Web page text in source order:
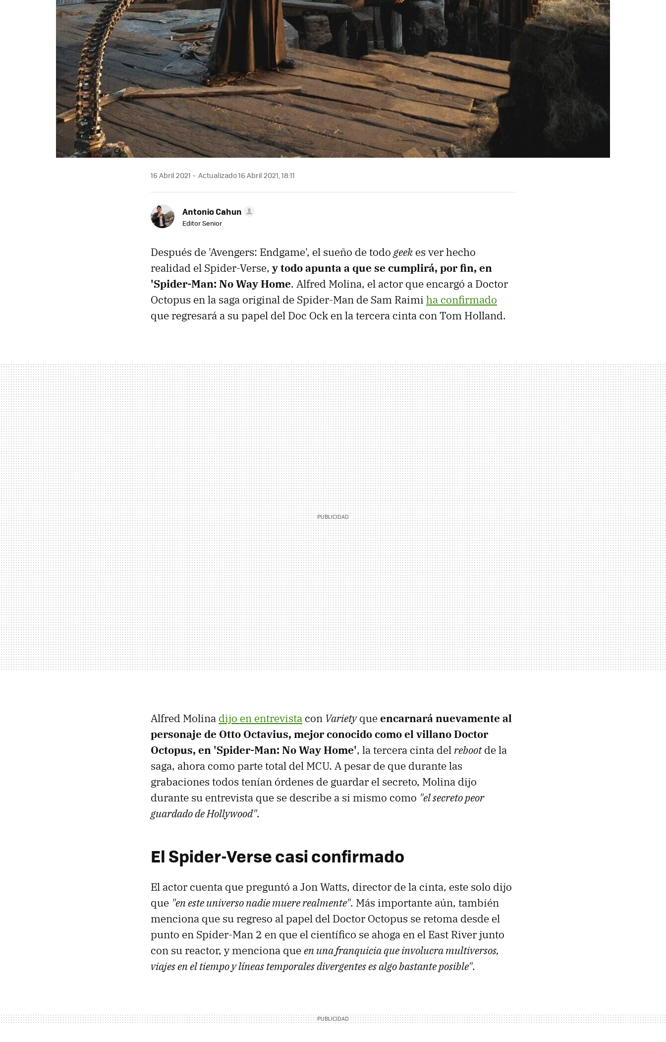
16 Abril 2021 Actualizado 16 Abril 2021, 18:11
Antonio Cahun
Editor Senior
Después de 'Avengers: Endgame', el sueño de todo geek es ver hecho
realidad el Spider-Verse, y todo apunta a que se cumplirá, por fin, en
'Spider-Man: No Way Home. Alfred Molina, el actor que encargó a Doctor
Octopus en la saga original de Spider-Man de Sam Raimi ha confirmado
que regresará a su papel del Doc Ock en la tercera cinta con Tom Holland.
Alfred Molina dijo en entrevista con Varietyqueencarnará nuevamente al
personaje de Otto Octavius, mejor conocido como el villano Doctor
Octopus, en 'Spider-Man: No Way Home', la tercera cinta del rebootde la
saga, ahora como parte total del MCU. A pesar de que durante las
grabaciones todos tenían órdenes de guardar el secreto, Molina dijo
durante su entrevista que se describe a si mismo como "el secreto peor
guardado de Hollywood".
El Spider-Verse casi confirmado
El actor cuenta que preguntó a Jon Watts, director de la cinta, este solo dijo
que "en este universo nadie muere realmente". Más importante aún, también
menciona que su regreso al papel del Doctor Octopus se retoma desde el
punto en Spider-Man 2 en que el científico se ahoga en el East River junto
con su reactor, y menciona que en una franquicia que involucra multiversos,
viajes en el tiempo y líneas temporales divergentes es algo bastante posible".